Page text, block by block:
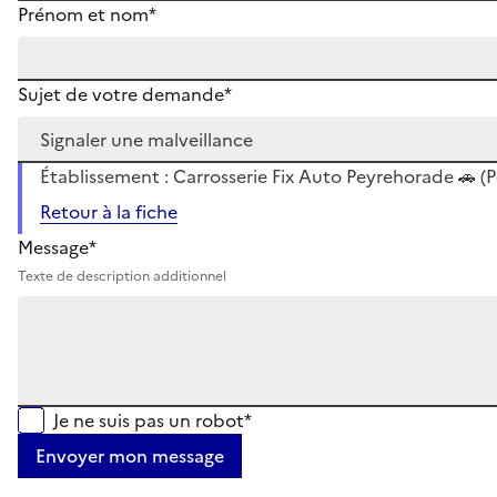
Prénom et nom*
Sujet de votre demande*
Établissement : Carrosserie Fix Auto Peyrehorade 🚗
Retour à la fiche
Message*
Texte de description additionnel
Je ne suis pas un robot*
Envoyer mon message